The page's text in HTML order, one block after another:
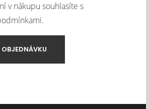
v nákupu souhlasíte s
.